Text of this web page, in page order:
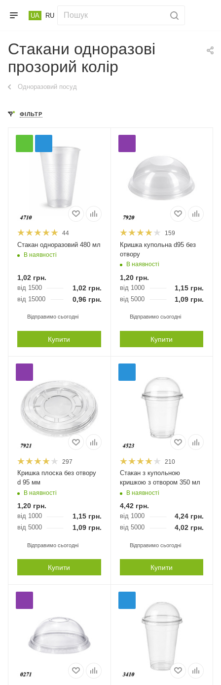
UA RU
Стакани одноразові
прозорий колір
Одноразовий посуд
ФІЛЬТР
44
Стакан одноразовий 480 мл
В наявності
1,02 грн.
від 1500 1,02грн.
від 15000 0,96грн.
Відправимо сьогодні
Купити
159
Кришка купольна d95 без
отвору
В наявності
1,20грн.
від 1000 1,15 грн.
від 5000 1,09 грн.
Відправимо сьогодні
Купити
297
Кришка плоска без отвору
d 95 мм
В наявності
1,20 грн.
від 1000 1,15грн.
від 5000 1,09грн.
Відправимо сьогодні
Купити
210
Стакан з купольною
кришкою з отвором 350 мл
В наявності
4,42грн.
від 1000 4,24 грн.
від 5000 4,02 грн.
Відправимо сьогодні
Купити